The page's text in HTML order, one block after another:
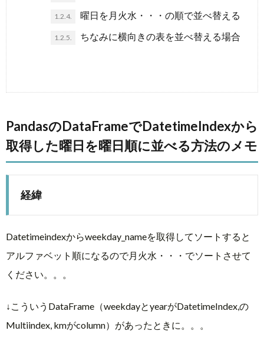
1.2.4. 曜日を月火水・・・の順で並べ替える
1.2.5. ちなみに横向きの表を並べ替える場合
PandasのDataFrameでDatetimeIndexから
取得した曜日を曜日順に並べる方法のメモ
経緯
Datetimeindexからweekday_nameを取得してソートすると
アルファベット順になるので月火水・・・でソートさせて
ください。。。
↓こういうDataFrame（weekdayとyearがDatetimeIndex,の
Multiindex, kmがcolumn）があったときに。。。